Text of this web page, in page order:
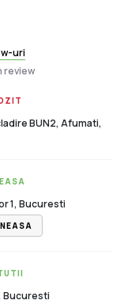
uri
review
BUN2, Afumati,
1, Bucuresti
Bucuresti